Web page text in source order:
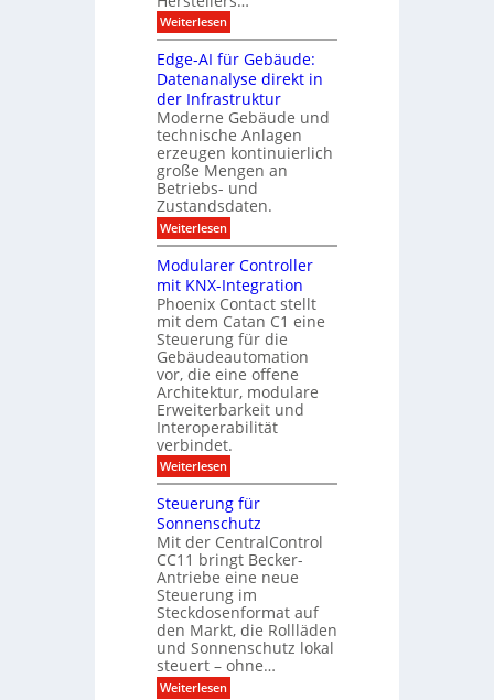
g
r
a
u
c
h
m
e
d
e
r
n
l
d
u
n
g
s
z
e
n
t
r
u
m
n
c
h
e
n
2
0
2
6
e
h
e
r
f
o
l
g
r
e
i
c
h
z
u
E
n
d
e
Weiterlesen:
S
m
a
r
t
e
r
T
a
s
t
s
e
n
s
o
r
m
i
t
D
i
s
p
l
a
y
Edge-AI für Gebäude:
Datenanalyse direkt in
der Infrastruktur
Moderne Gebäude und
technische Anlagen
erzeugen kontinuierlich
große Mengen an
Betriebs- und
Zustandsdaten.
Weiterlesen:
E
g
e
-
A
I
f
ü
r
G
e
b
ä
u
d
e
:
D
t
e
n
a
n
a
l
y
s
e
Modularer Controller
mit KNX-Integration
Phoenix Contact stellt
mit dem Catan C1 eine
Steuerung für die
Gebäudeautomation
vor, die eine offene
Architektur, modulare
Erweiterbarkeit und
Interoperabilität
verbindet.
Weiterlesen:
M
d
u
l
a
r
e
r
C
o
n
t
r
o
Steuerung für
Sonnenschutz
Mit der CentralControl
CC11 bringt Becker-
Antriebe eine neue
Steuerung im
Steckdosenformat auf
den Markt, die Rollläden
und Sonnenschutz lokal
steuert – ohne…
Weiterlesen: